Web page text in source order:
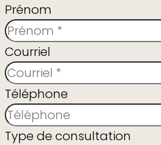
Prénom
Courriel
Téléphone
Type de consultation